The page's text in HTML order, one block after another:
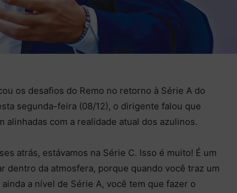
os desafios do Remo no retorno à Série A do
segunda-feira (08/12), o dirigente falou que
com a realidade atual dos azulinos.
atrás, estávamos na Série C. Isso é muito! É um
dentro da atmosfera, porque quando você traz um
a nível de Série A, você tem que fazer o